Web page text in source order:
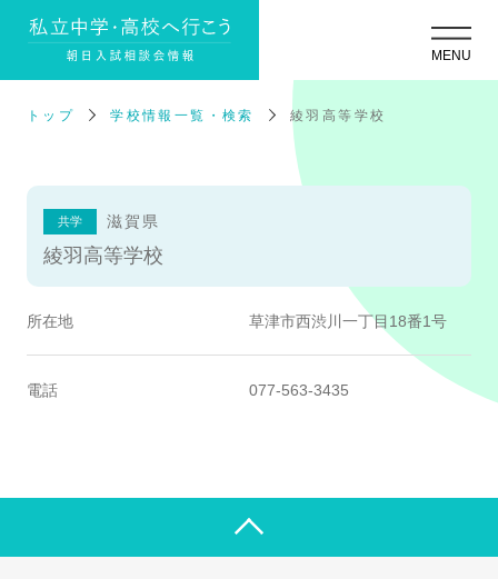
トップ 学校情報一覧・検索 綾羽高等学校
共学 滋賀県
綾羽高等学校
所在地 草津市西渋川一丁目18番1号
電話 077-563-3435